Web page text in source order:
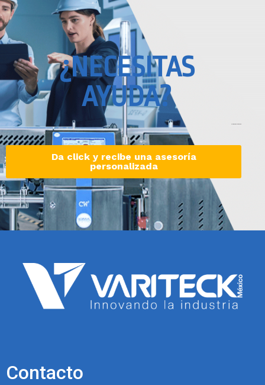
¿NECESITAS
AYUDA?
Da click y recibe una asesoría
personalizada
Contacto